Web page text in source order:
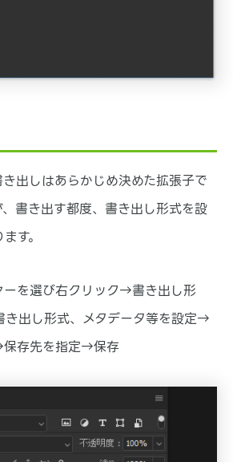
出しはあらかじめ決めた拡張子で
書き出す都度、書き出し形式を設
す。
ーを選び右クリック→書き出し形
出し形式、メタデータ等を設定→
存先を指定→保存